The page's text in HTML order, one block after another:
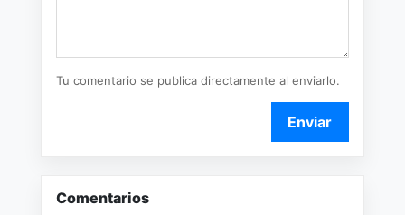
Tu comentario se publica directamente al enviarlo.
Enviar
Comentarios